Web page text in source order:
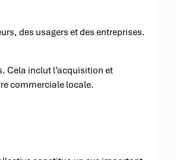
des usagers et des entreprises.
Cela inclut l’acquisition et
commerciale locale.